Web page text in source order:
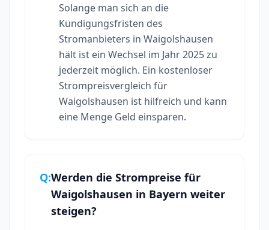
Solange man sich an die
Kündigungsfristen des
Stromanbieters in Waigolshausen
hält ist ein Wechsel im Jahr 2025 zu
jederzeit möglich. Ein kostenloser
Strompreisvergleich für
Waigolshausen ist hilfreich und kann
eine Menge Geld einsparen.
Q:Werden die Strompreise für
Waigolshausen in Bayern weiter
steigen?